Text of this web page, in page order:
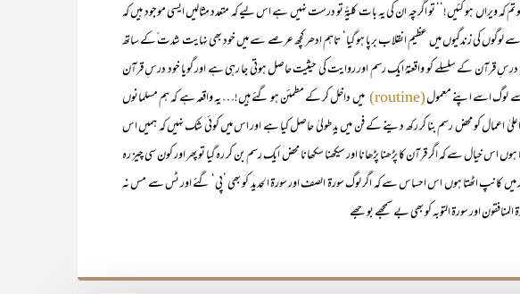
کہ ویراں ہو گئیں!‘‘ تو اگرچہ ان کی یہ بات کلیۃً تو درست نہیں ہے اس لیے کہ متعدد مثالیں ایسی موجود ہیں کہ
لوگوں کی زندگیوں میں عظیم انقلاب برپا ہو گیا‘ تاہم ادھر کچھ عرصے سے میں خود بھی نہایت شدت ّکے ساتھ
درسِ قرآن کے سلسلے کو واقعتہً ایک رسم اور روایت کی حیثیت حاصل ہوتی جا رہی ہے اور گویا خود درسِ قرآن
سے لوگ اسے اپنے معمول(routine)
میں داخل کر کے مطمئن ہو گئے ہیں!… یہ واقعہ ہے کہ ہم مسلمانوں
اعمال کو محض رسم بنا کر رکھ دینے کے فن میں ید ِطولیٰ حاصل کیا ہے اور اس میں کوئی شک نہیں کہ ہمیں اس
اس خیال سے کہ اگر قرآن کا پڑھنا پڑھانا اور سیکھنا سکھانا محض ایک رسم بن کر رہ گیا تو پھر اور کون سی چیز رہ
کانپ اٹھتا ہوں اس احساس سے کہ اگر لوگ سورۃ الصف اور سورۃ الحدید کو بھی ’پی‘ گئے اور ٹس سے مس نہ
اور سورۃ التوبہ کو بھی بے سمجھے بوجھے